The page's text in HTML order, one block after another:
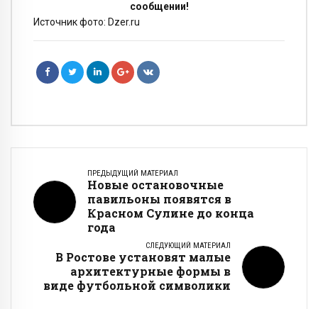
сообщении!
Источник фото: Dzer.ru
ПРЕДЫДУЩИЙ МАТЕРИАЛ
Новые остановочные
павильоны появятся в
Красном Сулине до конца
года
СЛЕДУЮЩИЙ МАТЕРИАЛ
В Ростове установят малые
архитектурные формы в
виде футбольной символики